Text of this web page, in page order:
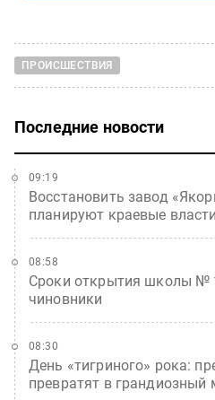
ПРОИСШЕСТВИЯ
Последние новости
Восстановить завод
планируют краевые власти
09:19
Сроки открытия школы №
чиновники
08:58
День «тигриного» рока:
превратят в
08:30